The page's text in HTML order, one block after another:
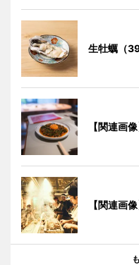
生牡蠣（
【関連画
【関連画